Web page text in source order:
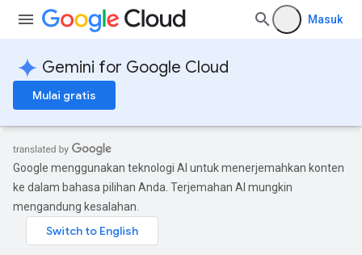
Masuk
Gemini for Google Cloud
Mulai gratis
Google menggunakan teknologi AI untuk menerjemahkan konten
ke dalam bahasa pilihan Anda. Terjemahan AI mungkin
mengandung kesalahan.